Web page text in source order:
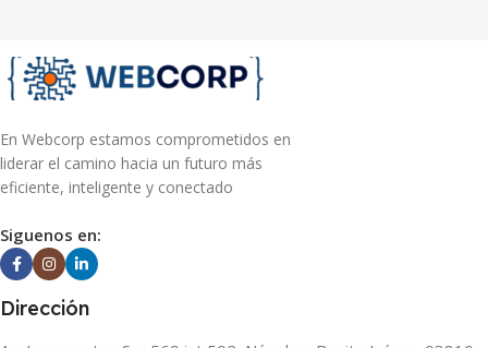
En Webcorp estamos comprometidos en
liderar el camino hacia un futuro más
eficiente, inteligente y conectado
Siguenos en:
Dirección